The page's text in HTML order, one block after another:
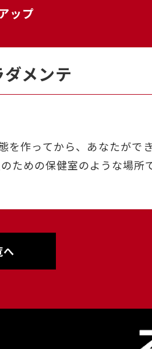
ップ
メンテ
作ってから、あなたがで
ための保健室のような場所で
へ